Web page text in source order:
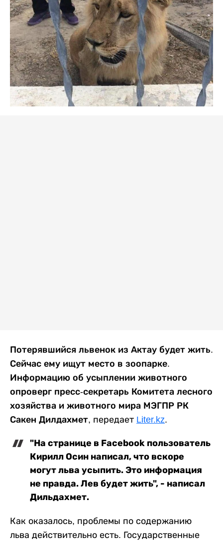
Потерявшийся львенок из Актау будет жить.
Сейчас ему ищут место в зоопарке.
Информацию об усыплении животного
опроверг пресс-секретарь Комитета лесного
хозяйства и животного мира МЭГПР РК
Сакен Дилдахмет, передает Liter.kz.
"На странице в Facebook пользователь
Кирилл Осин написал, что вскоре
могут льва усыпить. Это информация
не правда. Лев будет жить", - написал
Дильдахмет.
Как оказалось, проблемы по содержанию
льва действительно есть. Государственные